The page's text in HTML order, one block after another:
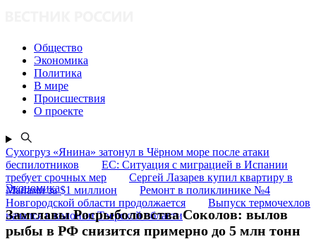
Общество
Экономика
Политика
В мире
Происшествия
О проекте
Сухогруз «Янина» затонул в Чёрном море после атаки
беспилотников
ЕС: Ситуация с миграцией в Испании
требует срочных мер
Сергей Лазарев купил квартиру в
Майами за $1 миллион
Ремонт в поликлинике №4
Новгородской области продолжается
Выпуск термочехлов
начался в колонии Тверской области
Экономика
Замглавы Росрыболовства Соколов: вылов
рыбы в РФ снизится примерно до 5 млн тонн